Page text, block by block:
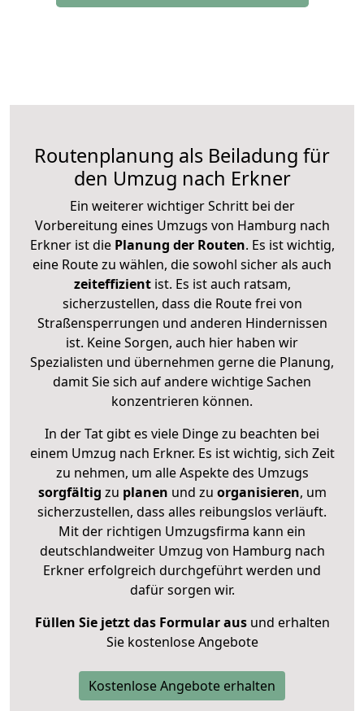
Routenplanung als Beiladung für
den Umzug nach Erkner
Ein weiterer wichtiger Schritt bei der
Vorbereitung eines Umzugs von Hamburg nach
Erkner ist diePlanung der Routen. Es ist wichtig,
eine Route zu wählen, die sowohl sicher als auch
zeiteffizientist. Es ist auch ratsam,
sicherzustellen, dass die Route frei von
Straßensperrungen und anderen Hindernissen
ist. Keine Sorgen, auch hier haben wir
Spezialisten und übernehmen gerne die Planung,
damit Sie sich auf andere wichtige Sachen
konzentrieren können.
In der Tat gibt es viele Dinge zu beachten bei
einem Umzug nach Erkner. Es ist wichtig, sich Zeit
zu nehmen, um alle Aspekte des Umzugs
sorgfältig zu planen und zu organisieren, um
sicherzustellen, dass alles reibungslos verläuft.
Mit der richtigen Umzugsfirma kann ein
deutschlandweiter Umzug von Hamburg nach
Erkner erfolgreich durchgeführt werden und
dafür sorgen wir.
Füllen Sie jetzt das Formular ausund erhalten
Sie kostenlose Angebote
Kostenlose Angebote erhalten